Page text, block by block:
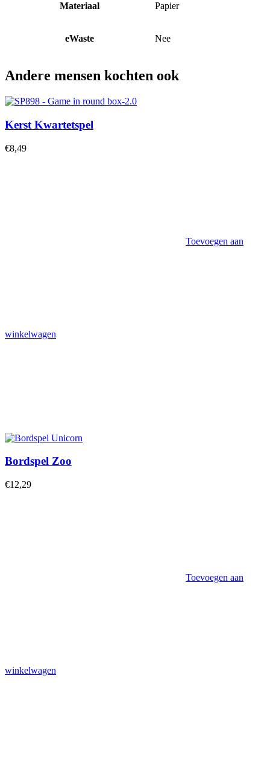
Materiaal Papier
eWaste Nee
Andere mensen kochten ook
Kerst Kwartetspel
€8,49
Toevoegen aan
winkelwagen
Bordspel Zoo
€12,29
Toevoegen aan
winkelwagen